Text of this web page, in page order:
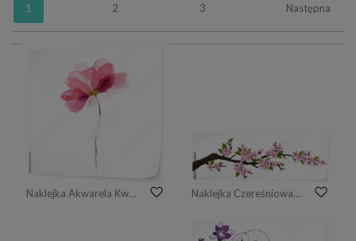
1 2 3 Następna
Naklejka Akwarela Kwiat Naklejka Czereśniowa gałąź z menchia kwiatem i zielonym liściem. Ilustracja do transparentu poziomych wiosny i projektowania, samodzielnie na białym tle